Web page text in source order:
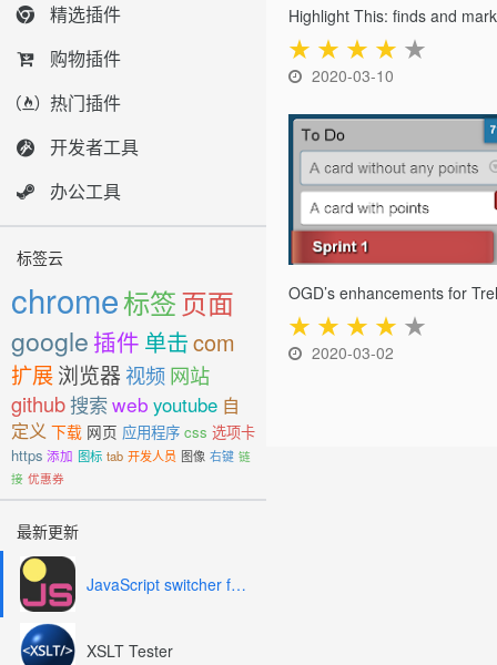
精选插件
购物插件
热门插件
开发者工具
办公工具
标签云
chrome标签页面
google 插件 单击com
扩展浏览器 视频网站
github搜索web youtube 自
定义 下载 网页 应用程序 css 选项卡
https 添加 图标 tab 开发人员 图像 右键 链
接 优惠券
最新更新
JavaScript switcher for SEO and development
XSLT Tester
★ ★ ★ ★ ★
2020-03-10
OGD’s enhancements for
★ ★ ★ ★ ★
2020-03-02